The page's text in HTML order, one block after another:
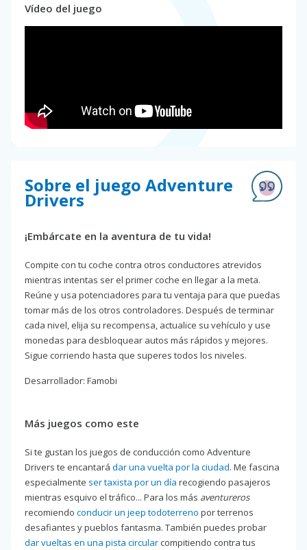
Vídeo del juego
Sobre el juego Adventure
Drivers
¡Embárcate en la aventura de tu vida!
Compite con tu coche contra otros conductores atrevidos
mientras intentas ser el primer coche en llegar a la meta.
Reúne y usa potenciadores para tu ventaja para que puedas
tomar más de los otros controladores. Después de terminar
cada nivel, elija su recompensa, actualice su vehículo y use
monedas para desbloquear autos más rápidos y mejores.
Sigue corriendo hasta que superes todos los niveles.
Desarrollador: Famobi
Más juegos como este
Si te gustan los juegos de conducción como Adventure
Drivers te encantará dar una vuelta por la ciudad. Me fascina
especialmente ser taxista por un día recogiendo pasajeros
mientras esquivo el tráfico... Para los más aventureros
recomiendo conducir un jeep todoterreno por terrenos
desafiantes y pueblos fantasma. También puedes probar
dar vueltas en una pista circular compitiendo contra tus